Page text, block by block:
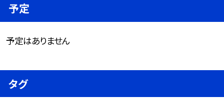
予定
予定はありません
タグ